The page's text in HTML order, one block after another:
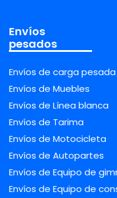
Envíos
pesados
Envíos de carga pesada
Envíos de Muebles
Envíos de Línea blanca
Envíos de Tarima
Envíos de Motocicleta
Envíos de Autopartes
Envíos de Equipo de
Envíos de Equipo de